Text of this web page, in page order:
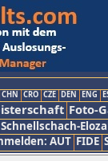
CHN CRO CZE DEN ENG
Foto-
Schnellschach-
AUT FIDE